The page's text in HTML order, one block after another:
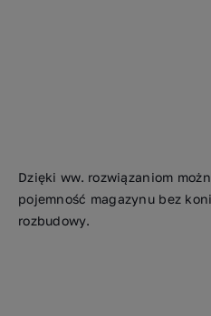
Dzięki ww. rozwiązaniom
pojemność magazynu bez
rozbudowy.